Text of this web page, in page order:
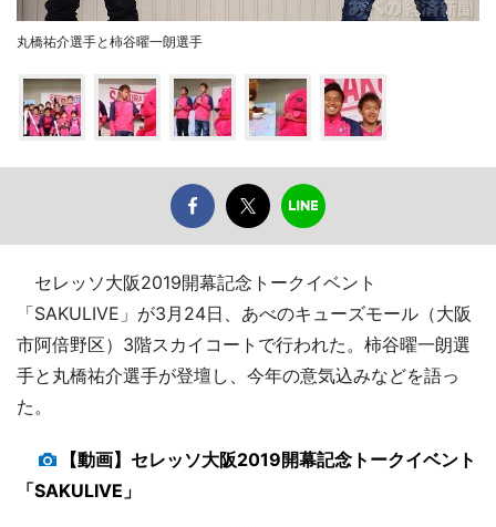
丸橋祐介選手と柿谷曜一朗選手
セレッソ大阪2019開幕記念トークイベント
「SAKULIVE」が3月24日、あべのキューズモール（大阪
市阿倍野区）3階スカイコートで行われた。柿谷曜一朗選
手と丸橋祐介選手が登壇し、今年の意気込みなどを語っ
た。
【動画】セレッソ大阪2019開幕記念トークイベント
「SAKULIVE」